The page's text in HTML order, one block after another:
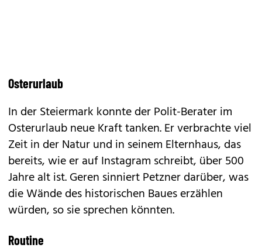
Osterurlaub
In der Steiermark konnte der Polit-Berater im
Osterurlaub neue Kraft tanken. Er verbrachte viel
Zeit in der Natur und in seinem Elternhaus, das
bereits, wie er auf Instagram schreibt, über 500
Jahre alt ist. Geren sinniert Petzner darüber, was
die Wände des historischen Baues erzählen
würden, so sie sprechen könnten.
Routine